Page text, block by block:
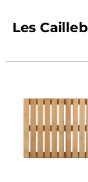
Les